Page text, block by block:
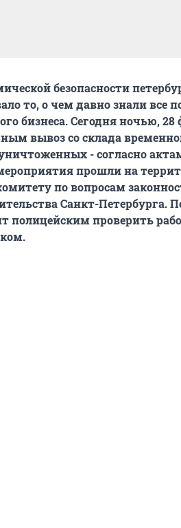
безопасности
то, о чем давно знали все
бизнеса. Сегодня ночью,
вывоз со склада
- согласно
прошли на
по вопросам
Санкт-Петербурга.
полицейским проверить